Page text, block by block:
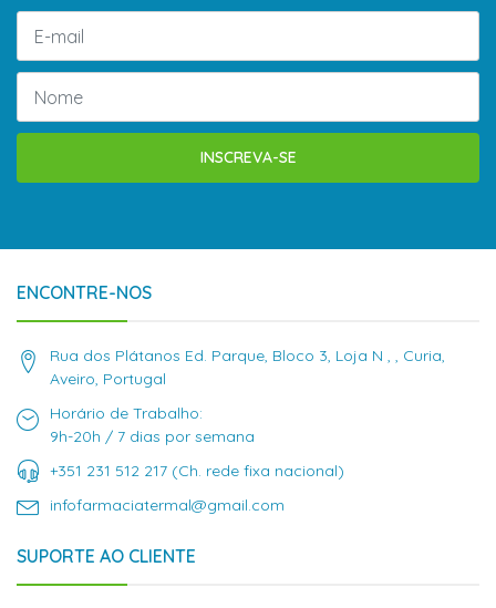
INSCREVA-SE
ENCONTRE-NOS
Rua dos Plátanos Ed. Parque, Bloco 3, Loja N , , Curia,
Aveiro, Portugal
Horário de Trabalho:
9h-20h / 7 dias por semana
+351 231 512 217 (Ch. rede fixa nacional)
infofarmaciatermal@gmail.com
SUPORTE AO CLIENTE